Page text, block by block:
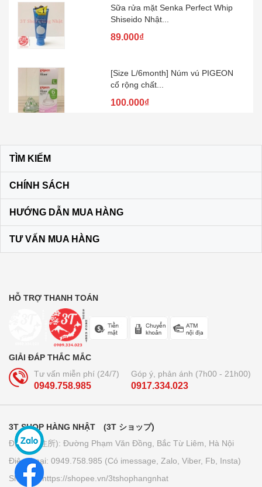
Sữa rửa mặt Senka Perfect Whip
Shiseido Nhật...
89.000₫
[Size L/6month] Núm vú PIGEON
cổ rộng chất...
100.000₫
Nhật Bản
Son dưỡng môi DHC KHÔNG MÀU
màu vàng
Trà lúa non 44 gói Yamamoto
160.000₫
Giấy thấm dầu Kose softymo - Nhật
Bản
TÌM KIẾM
CHÍNH SÁCH
HƯỚNG DẪN MUA HÀNG
TƯ VẤN MUA HÀNG
HỖ TRỢ THANH TOÁN
GIẢI ĐÁP THẮC MẮC
Tư vấn miễn phí (24/7)
0949.758.985
Góp ý, phản ánh (7h00 - 21h00)
0917.334.023
3T SHOP HÀNG NHẬT (3T ショップ)
Địa chỉ (住所): Đường Phạm Văn Đồng, Bắc Từ Liêm, Hà Nội
Điện thoại: 0949.758.985 (Có imessage, Zalo, Viber, Fb, Insta)
Shopee: https://shopee.vn/3tshophangnhat